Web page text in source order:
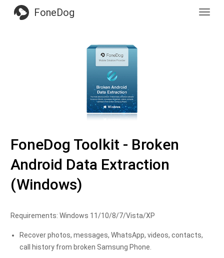
FoneDog
FoneDog Toolkit - Broken
Android Data Extraction
(Windows)
Requirements: Windows 11/10/8/7/Vista/XP
Recover photos, messages, WhatsApp, videos, contacts,
call history from broken Samsung Phone.